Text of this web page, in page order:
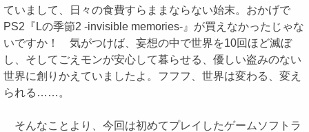
ていまして、日々の食費すらままならない始末。おかげで
PS2『Lの季節2 -invisible memories-』が買えなかったじゃな
いですか！ 気がつけば、妄想の中で世界を10回ほど滅ぼ
し、そしてごえモンが安心して暮らせる、優しい盗みのない
世界に創りかえていましたよ。フフフ、世界は変わる、変え
られる……。
そんなことより、今回は初めてプレイしたゲームソフトラ